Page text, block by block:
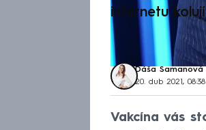
internetu
Dáša Šamanová
20. dub 2021, 08:38
Vakcína vás